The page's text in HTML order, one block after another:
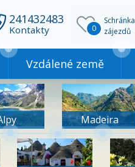
241432483
Kontakty
Schránka
zájezdů
0
Vzdálené země
Madeira